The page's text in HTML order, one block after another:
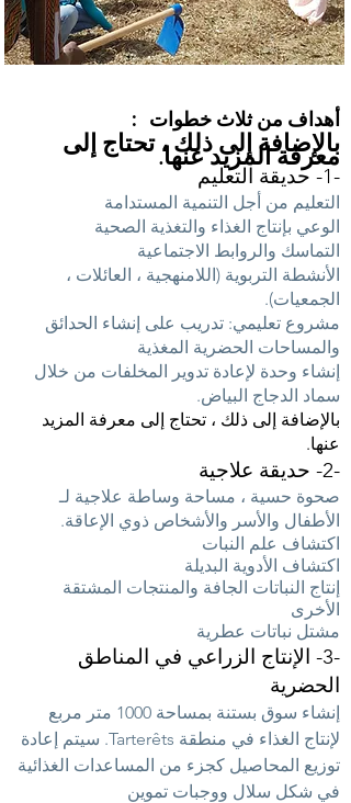
أهداف من ثلاث خطوات :
بالإضافة إلى ذلك ، تحتاج إلى
معرفة المزيد عنها.
-1- حديقة التعليم
التعليم من أجل التنمية المستدامة
الوعي بإنتاج الغذاء والتغذية الصحية
التماسك والروابط الاجتماعية
الأنشطة التربوية (اللامنهجية ، العائلات ،
الجمعيات).
مشروع تعليمي: تدريب على إنشاء الحدائق
والمساحات الحضرية المغذية
إنشاء وحدة لإعادة تدوير المخلفات من خلال
سماد الدجاج البياض.
بالإضافة إلى ذلك ، تحتاج إلى معرفة المزيد
عنها.
-2- حديقة علاجية
صحوة حسية ، مساحة وساطة علاجية لـ
الأطفال والأسر والأشخاص ذوي الإعاقة.
اكتشاف علم النبات
اكتشاف الأدوية البديلة
إنتاج النباتات الجافة والمنتجات المشتقة
الأخرى
مشتل نباتات عطرية
-3- الإنتاج الزراعي في المناطق
الحضرية
إنشاء سوق بستنة بمساحة 1000 متر مربع
لإنتاج الغذاء في منطقة Tarterêts. سيتم إعادة
توزيع المحاصيل كجزء من المساعدات الغذائية
في شكل سلال ووجبات تموين